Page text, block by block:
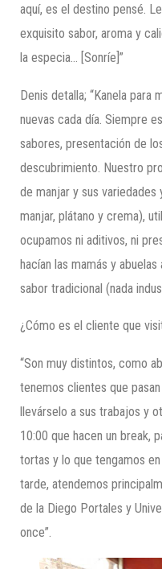
aquí, es el destino pensé.
exquisito sabor, aroma y
la especia… [Sonríe]”
Denis detalla; “Kanela para
nuevas cada día. Siempre
sabores, presentación de
descubrimiento. Nuestro
de manjar y sus
manjar, plátano y crema),
ocupamos ni aditivos, ni
hacían las mamás y
sabor tradicional (nada
¿Cómo es el cliente que
“Son muy distintos, como
tenemos clientes que
llevárselo a sus trabajos y
10:00 que hacen un break,
tortas y lo que tengamos
tarde, atendemos
de la Diego Portales y
once”.